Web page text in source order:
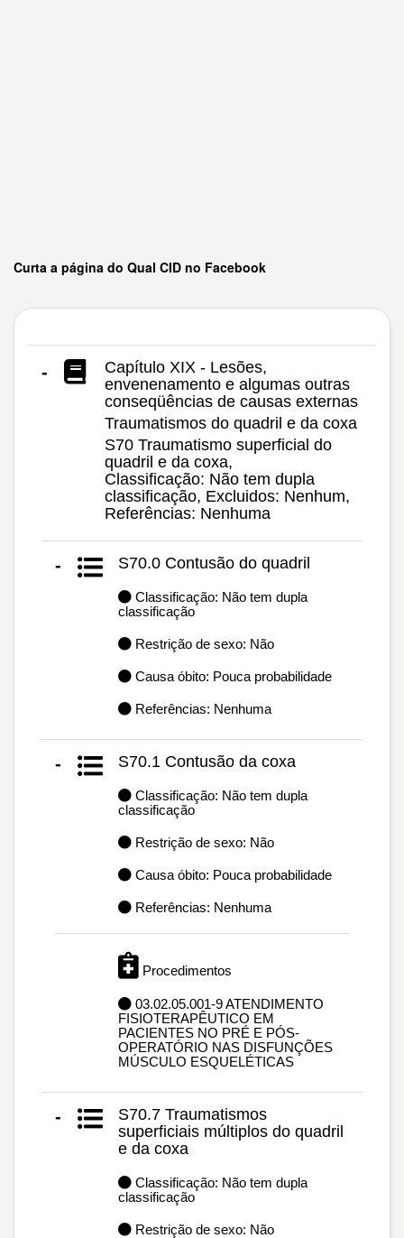
Curta a página do Qual CID no Facebook
-
Capítulo XIX - Lesões,
envenenamento e algumas outras
conseqüências de causas externas
Traumatismos do quadril e da coxa
S70 Traumatismo superficial do
quadril e da coxa,
Classificação: Não tem dupla
classificação, Excluidos: Nenhum,
Referências: Nenhuma
- S70.0 Contusão do quadril
Classificação: Não tem dupla
classificação
Restrição de sexo: Não
Causa óbito: Pouca probabilidade
Referências: Nenhuma
- S70.1 Contusão da coxa
Classificação: Não tem dupla
classificação
Restrição de sexo: Não
Causa óbito: Pouca probabilidade
Referências: Nenhuma
Procedimentos
03.02.05.001-9 ATENDIMENTO
FISIOTERAPÊUTICO EM
PACIENTES NO PRÉ E PÓS-
OPERATÓRIO NAS DISFUNÇÕES
MÚSCULO ESQUELÉTICAS
-
S70.7 Traumatismos
superficiais múltiplos do quadril
e da coxa
Classificação: Não tem dupla
classificação
Restrição de sexo: Não